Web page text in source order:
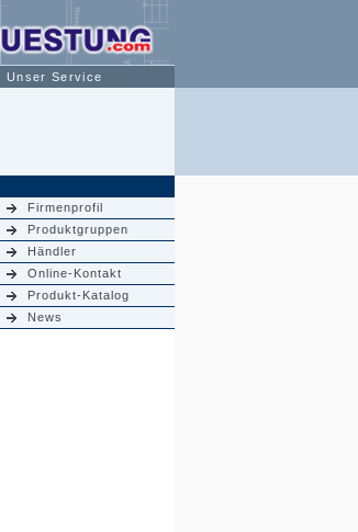
Unser Service
Firmenprofil
Produktgruppen
Händler
Online-Kontakt
Produkt-Katalog
News